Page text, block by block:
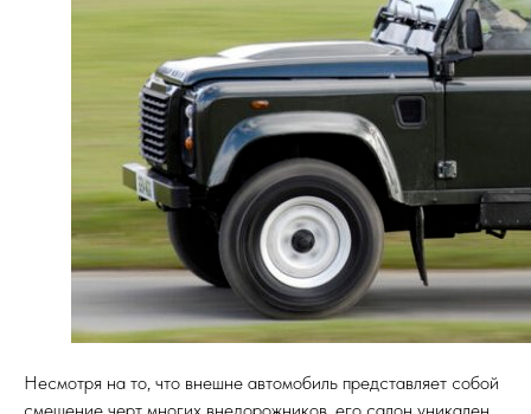
Несмотря на то, что внешне автомобиль представляет собой